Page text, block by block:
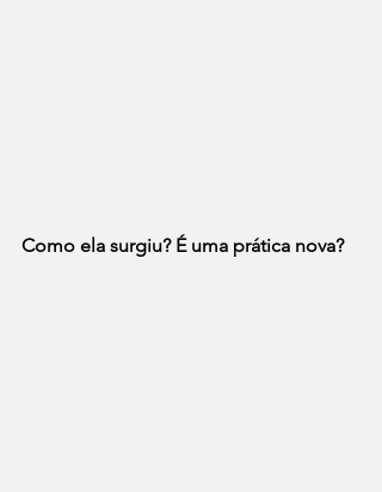
Como ela surgiu? É uma prática nova?